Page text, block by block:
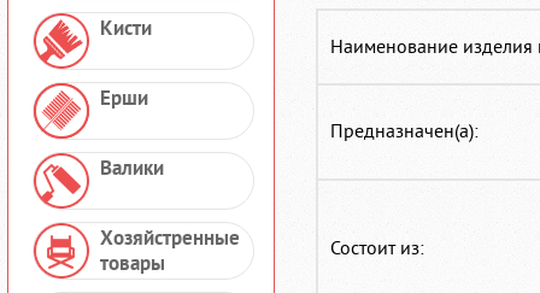
Кисти
Ерши
Валики
Хозяйстренные
товары
Наименование изделия
Предназначен(а):
Состоит из: